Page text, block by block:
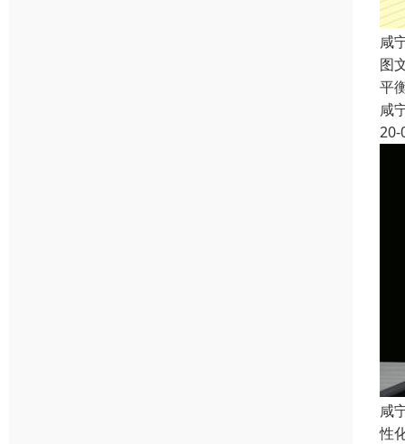
咸
图
平
咸
20-
咸
性